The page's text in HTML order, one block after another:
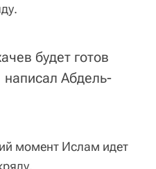
будет готов
Абдель-
момент Ислам идет